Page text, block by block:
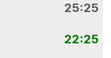
25:25
22:25